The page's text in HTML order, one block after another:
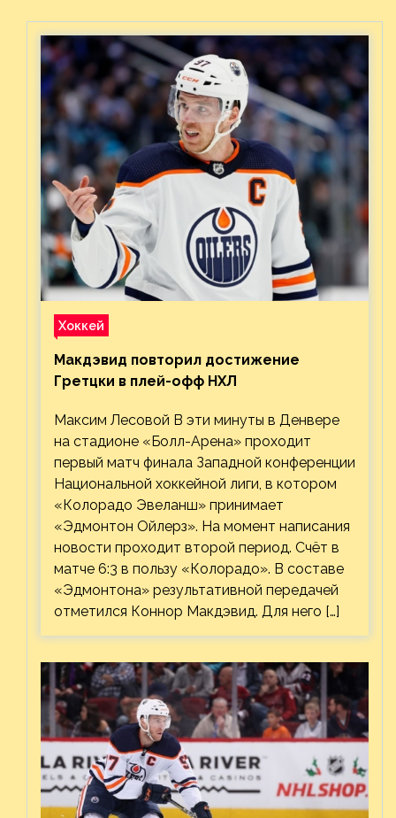
Хоккей
Макдэвид повторил достижение
Гретцки в плей-офф НХЛ
Максим Лесовой В эти минуты в Денвере
на стадионе «Болл-Арена» проходит
первый матч финала Западной конференции
Национальной хоккейной лиги, в котором
«Колорадо Эвеланш» принимает
«Эдмонтон Ойлерз». На момент написания
новости проходит второй период. Счёт в
матче 6:3 в пользу «Колорадо». В составе
«Эдмонтона» результативной передачей
отметился Коннор Макдэвид. Для него […]